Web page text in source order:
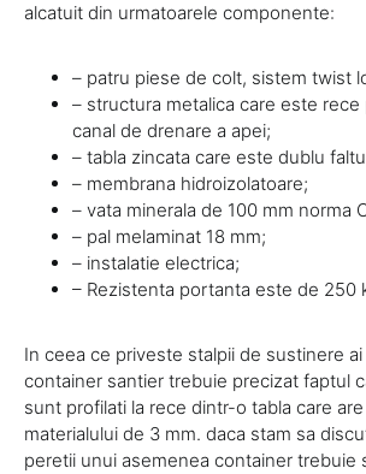
alcatuit din urmatoarele componente:
– patru piese de colt, sistem twist
– structura metalica care este rece
canal de drenare a apei;
– tabla zincata care este dublu
– membrana hidroizolatoare;
– vata minerala de 100 mm norma
– pal melaminat 18 mm;
– instalatie electrica;
– Rezistenta portanta este de 250
In ceea ce priveste stalpii de sustinere
container santier trebuie precizat faptul
sunt profilati la rece dintr-o tabla care
materialului de 3 mm. daca stam sa
peretii unui asemenea container trebuie